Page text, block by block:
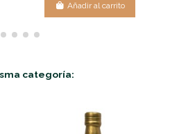
Añadir al carrito
categoría: